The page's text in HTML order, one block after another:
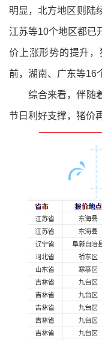
明显，北方地区则陆
江苏等10个地区都已
价上涨形势的提升
前，湖南、广东等16
综合来看，伴随
节日利好支撑，猪价